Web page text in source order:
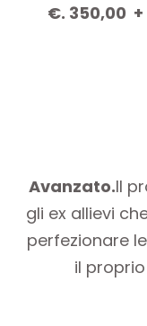
€. 350,00 +
Avanzato.Il
gli ex allievi
perfezionare
il